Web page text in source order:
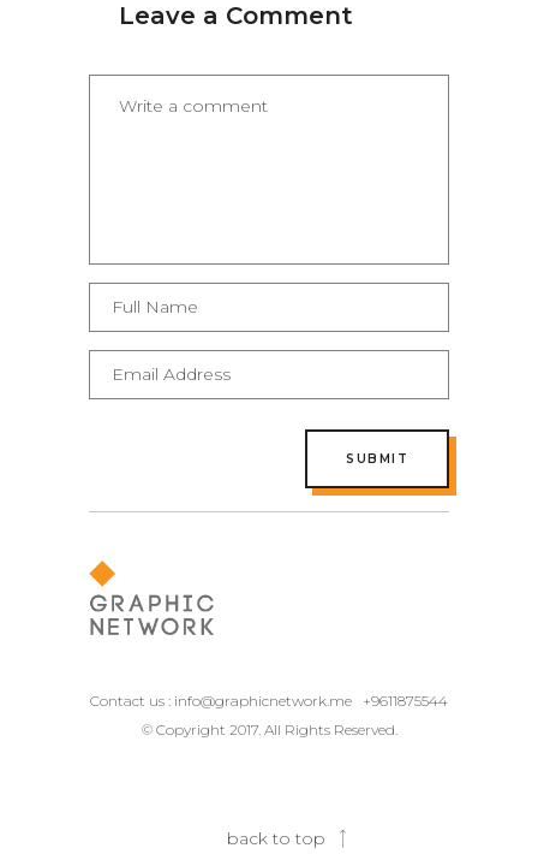
Leave a Comment
Contact us : info@graphicnetwork.me +9611875544
© Copyright 2017. All Rights Reserved.
back to top